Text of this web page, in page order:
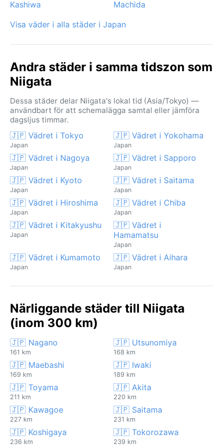
Kashiwa
Machida
Visa väder i alla städer i Japan
Andra städer i samma tidszon som
Niigata
Dessa städer delar Niigata's lokal tid (Asia/Tokyo) —
användbart för att schemalägga samtal eller jämföra
dagsljus timmar.
🇯🇵 Vädret i Tokyo
Japan
🇯🇵 Vädret i Yokohama
Japan
🇯🇵 Vädret i Nagoya
Japan
🇯🇵 Vädret i Sapporo
Japan
🇯🇵 Vädret i Kyoto
Japan
🇯🇵 Vädret i Saitama
Japan
🇯🇵 Vädret i Hiroshima
Japan
🇯🇵 Vädret i Chiba
Japan
🇯🇵 Vädret i Kitakyushu
Japan
🇯🇵 Vädret i
Hamamatsu
Japan
🇯🇵 Vädret i Kumamoto
Japan
🇯🇵 Vädret i Aihara
Japan
Närliggande städer till Niigata
(inom 300 km)
🇯🇵 Nagano
161 km
🇯🇵 Utsunomiya
168 km
🇯🇵 Maebashi
169 km
🇯🇵 Iwaki
189 km
🇯🇵 Toyama
211 km
🇯🇵 Akita
220 km
🇯🇵 Kawagoe
227 km
🇯🇵 Saitama
231 km
🇯🇵 Koshigaya
236 km
🇯🇵 Tokorozawa
239 km